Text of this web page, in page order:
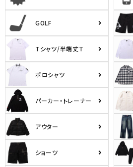
GOLF
Tシャツ/半端丈T
ポロシャツ
パーカー・トレーナー
アウター
ショーツ